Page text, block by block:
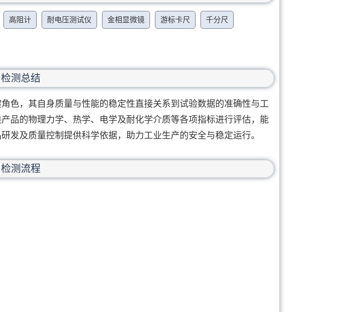
高阻计 耐电压测试仪 金相显微镜 游标卡尺 千分尺
检测总结
色，其自身质量与性能的稳定性直接关系到试验数据的准确性与工
品的物理力学、热学、电学及耐化学介质等各项指标进行评估，能
发及质量控制提供科学依据，助力工业生产的安全与稳定运行。
检测流程